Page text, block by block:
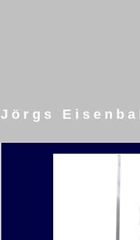
J ö r g s E i s e n b a